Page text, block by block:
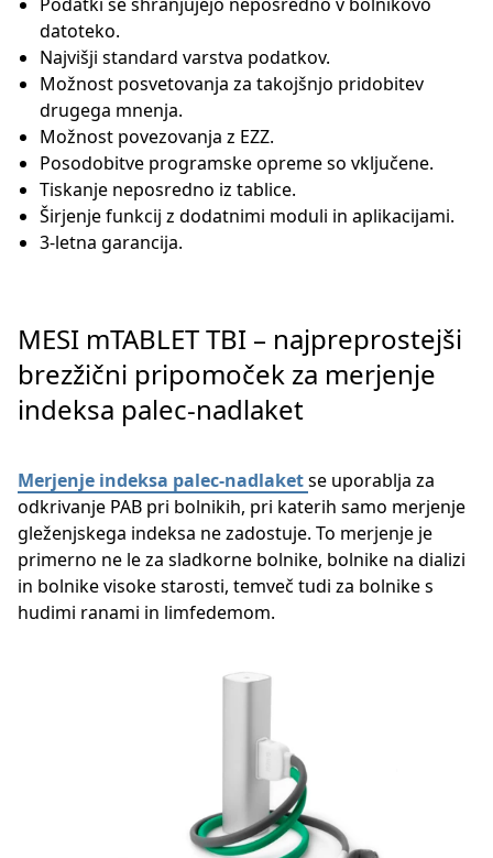
datoteko.
Najvišji standard varstva podatkov.
Možnost posvetovanja za takojšnjo pridobitev
drugega mnenja.
Možnost povezovanja z EZZ.
Posodobitve programske opreme so vključene.
Tiskanje neposredno iz tablice.
Širjenje funkcij z dodatnimi moduli in aplikacijami.
3-letna garancija.
MESI mTABLET TBI – najpreprostejši
brezžični pripomoček za merjenje
indeksa palec-nadlaket
Merjenje indeksa palec-nadlaketse uporablja za
odkrivanje PAB pri bolnikih, pri katerih samo merjenje
gleženjskega indeksa ne zadostuje. To merjenje je
primerno ne le za sladkorne bolnike, bolnike na dializi
in bolnike visoke starosti, temveč tudi za bolnike s
hudimi ranami in limfedemom.